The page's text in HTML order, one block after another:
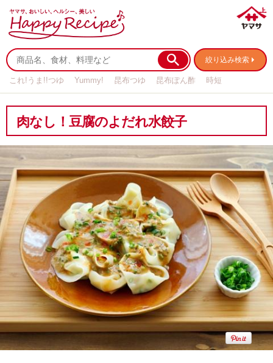
絞り込み検索
これ!うま!!つゆ Yummy! 昆布つゆ 昆布ぽん酢
時短
肉なし！豆腐のよだれ水餃子